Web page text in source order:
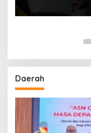
Daerah